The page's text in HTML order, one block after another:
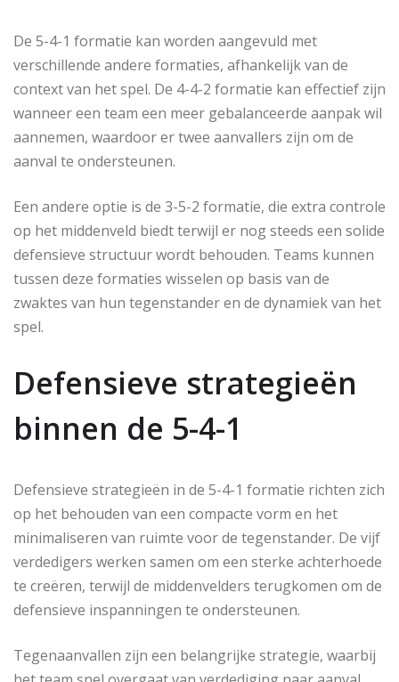
De 5-4-1 formatie kan worden aangevuld met
verschillende andere formaties, afhankelijk van de
context van het spel. De 4-4-2 formatie kan effectief zijn
wanneer een team een meer gebalanceerde aanpak wil
aannemen, waardoor er twee aanvallers zijn om de
aanval te ondersteunen.
Een andere optie is de 3-5-2 formatie, die extra controle
op het middenveld biedt terwijl er nog steeds een solide
defensieve structuur wordt behouden. Teams kunnen
tussen deze formaties wisselen op basis van de
zwaktes van hun tegenstander en de dynamiek van het
spel.
Defensieve strategieën
binnen de 5-4-1
Defensieve strategieën in de 5-4-1 formatie richten zich
op het behouden van een compacte vorm en het
minimaliseren van ruimte voor de tegenstander. De vijf
verdedigers werken samen om een sterke achterhoede
te creëren, terwijl de middenvelders terugkomen om de
defensieve inspanningen te ondersteunen.
Tegenaanvallen zijn een belangrijke strategie, waarbij